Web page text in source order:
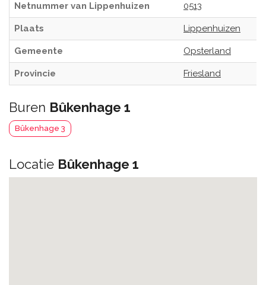
Netnummer van Lippenhuizen 0513
Plaats Lippenhuizen
Gemeente Opsterland
Provincie Friesland
Buren Bûkenhage 1
Bûkenhage 3
Locatie Bûkenhage 1